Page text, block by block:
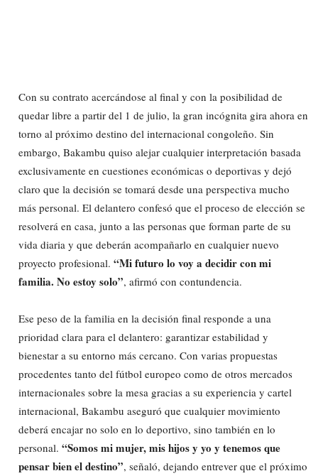
Con su contrato acercándose al final y con la posibilidad de
quedar libre a partir del 1 de julio, la gran incógnita gira ahora en
torno al próximo destino del internacional congoleño. Sin
embargo, Bakambu quiso alejar cualquier interpretación basada
exclusivamente en cuestiones económicas o deportivas y dejó
claro que la decisión se tomará desde una perspectiva mucho
más personal. El delantero confesó que el proceso de elección se
resolverá en casa, junto a las personas que forman parte de su
vida diaria y que deberán acompañarlo en cualquier nuevo
proyecto profesional. “Mi futuro lo voy a decidir con mi
familia. No estoy solo”, afirmó con contundencia.
Ese peso de la familia en la decisión final responde a una
prioridad clara para el delantero: garantizar estabilidad y
bienestar a su entorno más cercano. Con varias propuestas
procedentes tanto del fútbol europeo como de otros mercados
internacionales sobre la mesa gracias a su experiencia y cartel
internacional, Bakambu aseguró que cualquier movimiento
deberá encajar no solo en lo deportivo, sino también en lo
personal. “Somos mi mujer, mis hijos y yo y tenemos que
pensar bien el destino”, señaló, dejando entrever que el próximo